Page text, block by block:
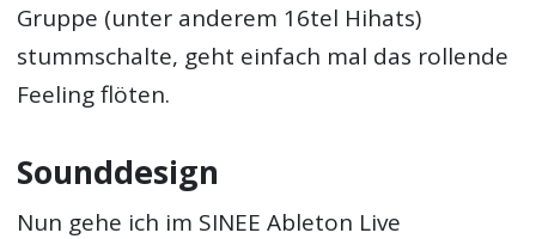
Gruppe (unter anderem 16tel Hihats)
stummschalte, geht einfach mal das rollende
Feeling flöten.
Sounddesign
Nun gehe ich im SINEE Ableton Live